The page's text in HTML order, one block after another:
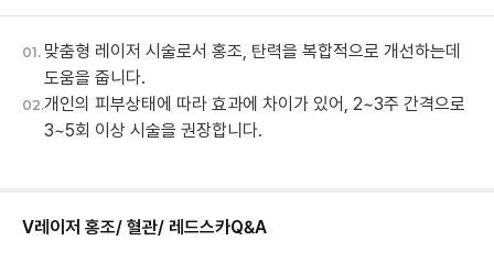
01. 맞춤형 레이저 시술로서 홍조, 탄력을 복합적으로 개선하는데
도움을 줍니다.
02.개인의 피부상태에 따라 효과에 차이가 있어, 2~3주 간격으로
3~5회 이상 시술을 권장합니다.
V레이저 홍조/ 혈관/ 레드스카Q&A